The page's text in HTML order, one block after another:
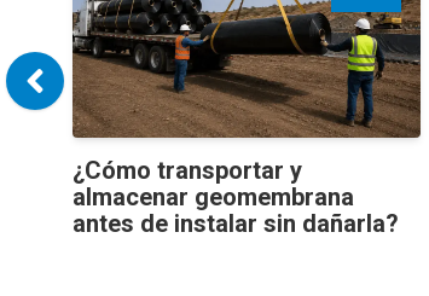
¿Cómo transportar y
almacenar geomembrana
antes de instalar sin dañarla?